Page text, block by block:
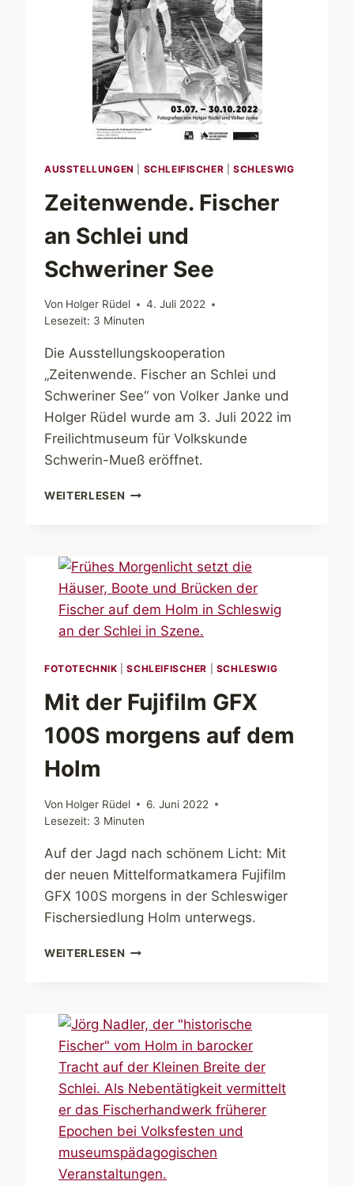
AUSSTELLUNGEN SCHLEIFISCHER |SCHLESWIG
Zeitenwende. Fischer
an Schlei und
Schweriner See
Von Holger Rüdel
4. Juli 2022
Lesezeit: 3 Minuten
Die Ausstellungskooperation
„Zeitenwende. Fischer an Schlei und
Schweriner See“ von Volker Janke und
Holger Rüdel wurde am 3. Juli 2022 im
Freilichtmuseum für Volkskunde
Schwerin-Mueß eröffnet.
WEITERLESEN ZEITENWENDE.
UND
SCHWERINER
SEE
FOTOTECHNIK |SCHLEIFISCHER SCHLESWIG
Mit der Fujifilm GFX
100S morgens auf dem
Holm
Von Holger Rüdel
6. Juni 2022
Lesezeit: 3 Minuten
Auf der Jagd nach schönem Licht: Mit
der neuen Mittelformatkamera Fujifilm
GFX 100S morgens in der Schleswiger
Fischersiedlung Holm unterwegs.
WEITERLESEN MIT
MORGENS
AUF
DEM
HOLM